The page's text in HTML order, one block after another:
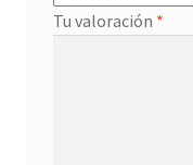
Tu valoración *